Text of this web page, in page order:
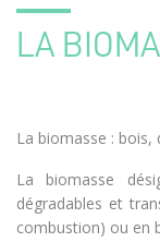
LA
La biomasse :
La biomasse
dégradables et
combustion) ou en